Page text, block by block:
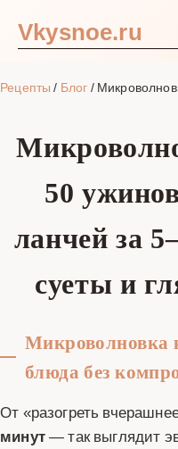
Vkysnoe.ru
Рецепты / Блог /
50
ланчей за
суеты и
Микроволновка
блюда без
От «разогреть
минут— так выглядит